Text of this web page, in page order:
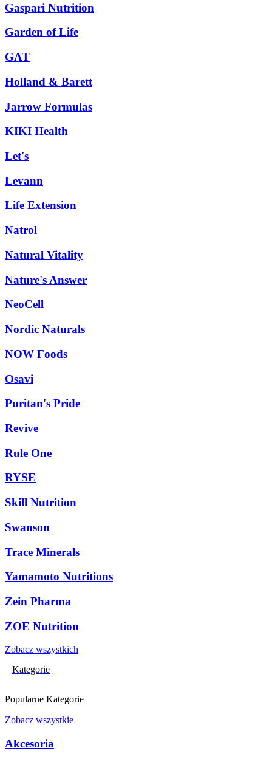
Gaspari Nutrition
Garden of Life
GAT
Holland & Barett
Jarrow Formulas
KIKI Health
Let's
Levann
Life Extension
Natrol
Natural Vitality
Nature's Answer
NeoCell
Nordic Naturals
NOW Foods
Osavi
Puritan's Pride
Revive
Rule One
RYSE
Skill Nutrition
Swanson
Trace Minerals
Yamamoto Nutritions
Zein Pharma
ZOE Nutrition
Zobacz wszystkich
Kategorie
Popularne Kategorie
Zobacz wszystkie
Akcesoria